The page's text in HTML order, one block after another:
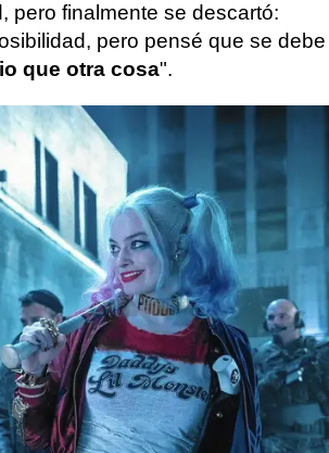
pero finalmente se descartó:
pero pensé que se debe
que otra cosa".